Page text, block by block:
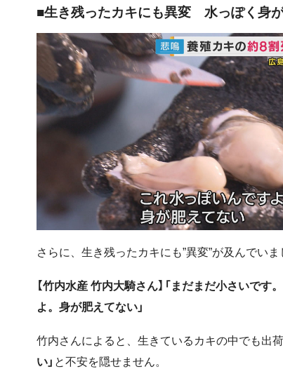
■生き残ったカキにも異変 水っぽく身
さらに、生き残ったカキにも”異変”が及んでいま
【竹内水産 竹内大騎さん】「まだまだ小さいで
よ。身が肥えてない」
竹内さんによると、生きているカキの中でも出
い」 と不安を隠せません。